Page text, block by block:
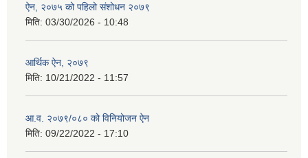
ऐन, २०७५ को पहिलो संशोधन २०७९
मिति: 03/30/2026 - 10:48
आर्थिक ऐन, २०७९
मिति: 10/21/2022 - 11:57
आ.व. २०७९/०८० को विनियोजन ऐन
मिति: 09/22/2022 - 17:10